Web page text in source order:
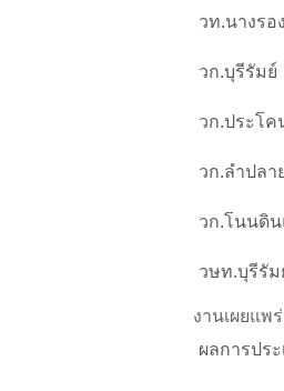
วท.นางรอง
วก.บุรีรัมย์
วก.ประโค
วก.ลำปลา
วก.โนนดิน
วษท.บุรีรัม
งานเผยแพ
ผลการปร